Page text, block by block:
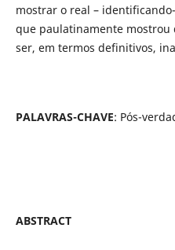
mostrar o real –
que paulatinamente mostrou
ser, em termos definitivos,
PALAVRAS-CHAVE: Pós-
ABSTRACT